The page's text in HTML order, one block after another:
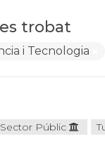
trobat
i Tecnologia
Sector Públic